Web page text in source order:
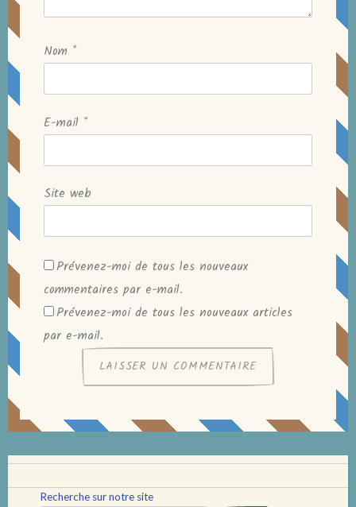
Nom *
E-mail *
Site web
Prévenez-moi de tous les nouveaux
commentaires par e-mail.
Prévenez-moi de tous les nouveaux articles
par e-mail.
Recherche sur notre site